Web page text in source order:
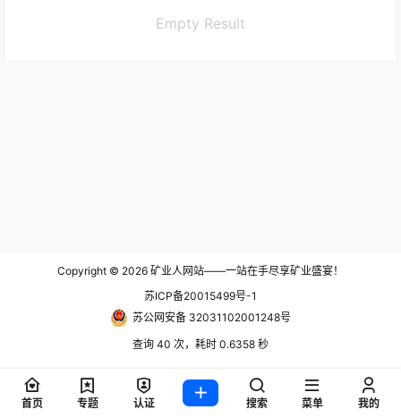
Empty Result
Copyright © 2026 矿业人网站——一站在手尽享矿业盛宴！
苏ICP备20015499号-1
苏公网安备 32031102001248号
查询 40 次，耗时 0.6358 秒
首页 专题 认证 搜索 菜单 我的